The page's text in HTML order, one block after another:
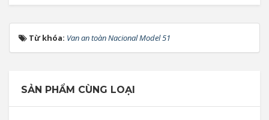
Từ khóa: Van an toàn Nacional Model 51
SẢN PHẨM CÙNG LOẠI